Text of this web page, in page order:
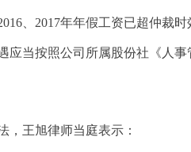
、2017年年假工资已超仲裁时
应当按照公司所属股份社《人
，王旭律师当庭表示：